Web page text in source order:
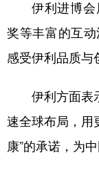
伊利进博
奖等丰富的互
感受伊利品质与
伊利方面表
速全球布局，用
康”的承诺，为